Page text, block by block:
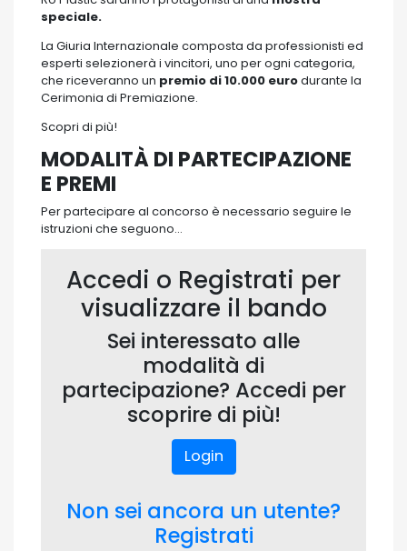
speciale.
La Giuria Internazionale composta da professionisti ed
esperti selezionerà i vincitori, uno per ogni categoria,
che riceveranno un premio di 10.000 eurodurante la
Cerimonia di Premiazione.
Scopri di più!
MODALITÀ DI PARTECIPAZIONE
E PREMI
Per partecipare al concorso è necessario seguire le
istruzioni che seguono…
Accedi o Registrati per
visualizzare il bando
Sei interessato alle
modalità di
partecipazione? Accedi per
scoprire di più!
Login
Non sei ancora un utente?
Registrati